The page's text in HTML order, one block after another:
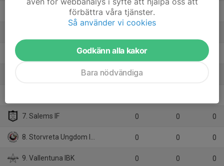
2. Huddinge IBS 15
15 16
15
7. Salems IF 0 0 0
8. Storvreta Ungdom IBK 0 0 0
9. Vallentuna IBK 0 0 0
förbättra våra tjänster.
Så använder vi cookies
Godkänn alla kakor
Bara nödvändiga